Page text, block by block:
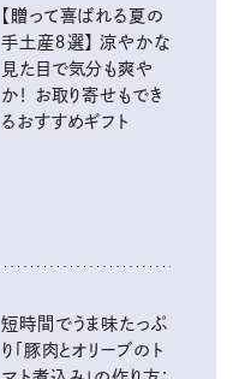
【贈って喜ばれる夏の
手土産８選】 涼やかな
見た目で気分も爽や
か！ お取り寄せもでき
るおすすめギフト
短時間でうま味たっぷ
り「豚肉とオリーブのト